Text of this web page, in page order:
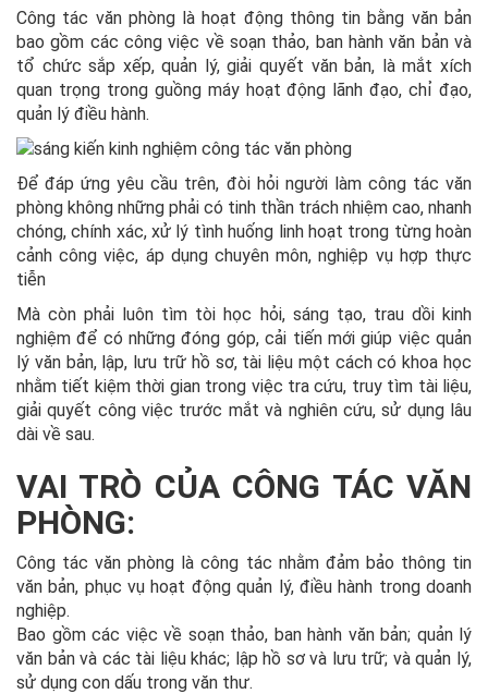
Công tác văn phòng là hoạt động thông tin bằng văn bản
bao gồm các công việc về soạn thảo, ban hành văn bản và
tổ chức sắp xếp, quản lý, giải quyết văn bản, là mắt xích
quan trọng trong guồng máy hoạt động lãnh đạo, chỉ đạo,
quản lý điều hành.
Để đáp ứng yêu cầu trên, đòi hỏi người làm công tác văn
phòng không những phải có tinh thần trách nhiệm cao, nhanh
chóng, chính xác, xử lý tình huống linh hoạt trong từng hoàn
cảnh công việc, áp dụng chuyên môn, nghiệp vụ hợp thực
tiễn
Mà còn phải luôn tìm tòi học hỏi, sáng tạo, trau dồi kinh
nghiệm để có những đóng góp, cải tiến mới giúp việc quản
lý văn bản, lập, lưu trữ hồ sơ, tài liệu một cách có khoa học
nhằm tiết kiệm thời gian trong việc tra cứu, truy tìm tài liệu,
giải quyết công việc trước mắt và nghiên cứu, sử dụng lâu
dài về sau.
VAI TRÒ CỦA CÔNG TÁC VĂN
PHÒNG:
Công tác văn phòng là công tác nhằm đảm bảo thông tin
văn bản, phục vụ hoạt động quản lý, điều hành trong doanh
nghiệp.
Bao gồm các việc về soạn thảo, ban hành văn bản; quản lý
văn bản và các tài liệu khác; lập hồ sơ và lưu trữ; và quản lý,
sử dụng con dấu trong văn thư.